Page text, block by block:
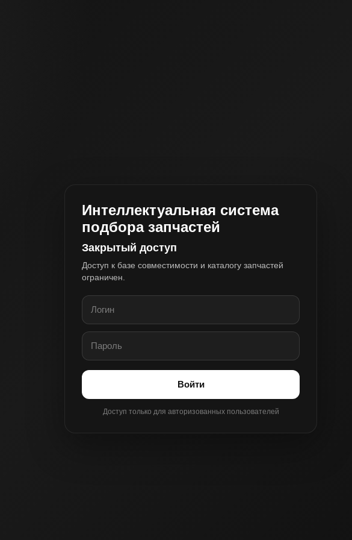
Интеллектуальная система
подбора запчастей
Закрытый доступ
Доступ к базе совместимости и каталогу запчастей
ограничен.
Войти
Доступ только для авторизованных пользователей